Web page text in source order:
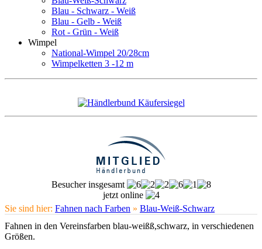
Blau - Schwarz - Weiß
Blau - Gelb - Weiß
Rot - Grün - Weiß
Wimpel
National-Wimpel 20/28cm
Wimpelketten 3 -12 m
Besucher insgesamt
jetzt online
Sie sind hier: Fahnen nach Farben » Blau-Weiß-Schwarz
Fahnen in den Vereinsfarben blau-weißß,schwarz, in verschiedenen
Größen.